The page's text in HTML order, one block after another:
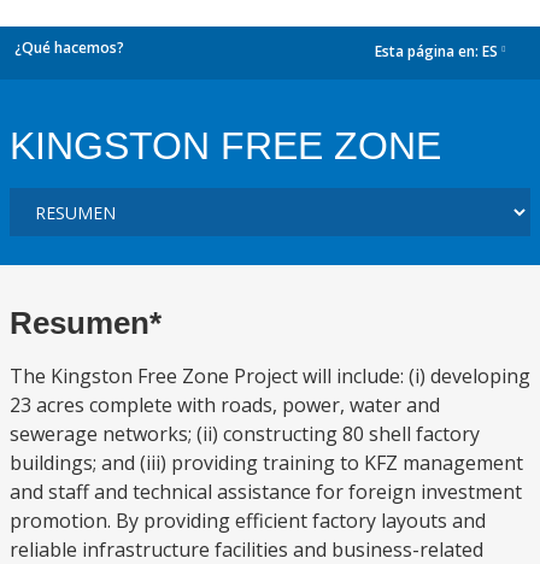
¿Qué hacemos? Esta página en: ES
KINGSTON FREE ZONE
Resumen*
The Kingston Free Zone Project will include: (i) developing
23 acres complete with roads, power, water and
sewerage networks; (ii) constructing 80 shell factory
buildings; and (iii) providing training to KFZ management
and staff and technical assistance for foreign investment
promotion. By providing efficient factory layouts and
reliable infrastructure facilities and business-related